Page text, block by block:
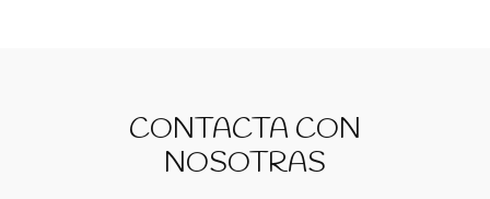
CONTACTA CON
NOSOTRAS